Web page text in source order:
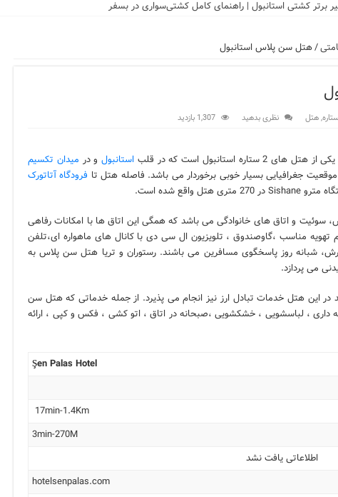
و اجتماعی در زبان ترکی استانبولی
شخصیت در زبان ترکی استانبولی
شخصیت در زبان ترکی استانبولی
کارتال استانبول؛ سفری به دنیای قصه‌ها در بخش آسیایی استانبول
توپکاپی استانبول
چگونه است؟ راهنمای کامل در سال 2026
/هتل سن پلاس استانبول
,هتل نظری بدهید 1,307 بازدید
یکی از هتل های 2 ستاره استانبول است که در قلب استانبول و در میدان تکسیم
موقعیت جغرافیایی بسیار خوبی برخوردار می باشد. فاصله هتل تا فرودگاه آتاتورک
لوکس، سوئیت و اتاق های خانوادگی می باشد که همگی این اتاق ها با امکانات رفاهی
مناسب ،گاوصندوق ، تلویزیون ال سی دی با کانال های ماهواره ای،تلفن
شبانه روز پاسخگوی مسافرين می باشند. رستوران و تریا هتل سن پلاس به
می پردازد.
در این هتل خدمات تبادل ارز نیز انجام می پذیرد. از جمله خدماتی که هتل سن
داری ، لباسشویی ، خشکشویی ،صبحانه در اتاق ، اتو کشی ، فکس و کپی ، ارائه
Şen Palas Hotel
17min-1.4Km
3min-270M
اطلاعاتی یافت نشد
hotelsenpalas.com